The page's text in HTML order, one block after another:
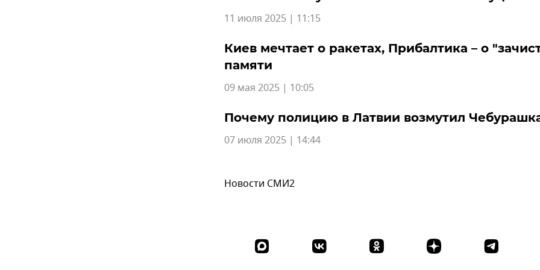
11 июля 2025 | 11:15
Киев мечтает о ракетах, Прибалтика – о
памяти
09 мая 2025 | 10:05
Почему полицию в Латвии возмутил
07 июля 2025 | 14:44
Новости СМИ2